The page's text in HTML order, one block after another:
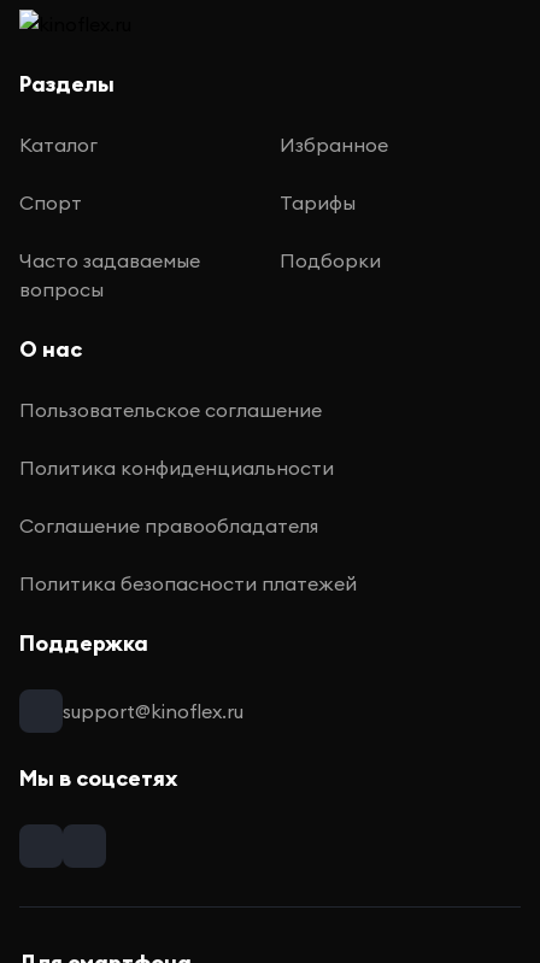
Разделы
Каталог Избранное
Спорт Тарифы
Часто задаваемые
вопросы
Подборки
О нас
Пользовательское соглашение
Политика конфиденциальности
Соглашение правообладателя
Политика безопасности платежей
Поддержка
support@kinoflex.ru
Мы в соцсетях